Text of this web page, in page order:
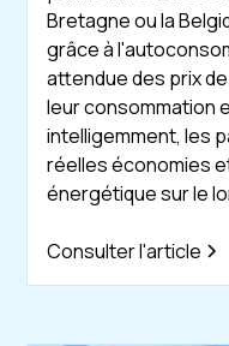
Bretagne ou la
grâce à
attendue des prix
leur consommation
intelligemment, les
réelles économies
énergétique sur le
Consulter l'article